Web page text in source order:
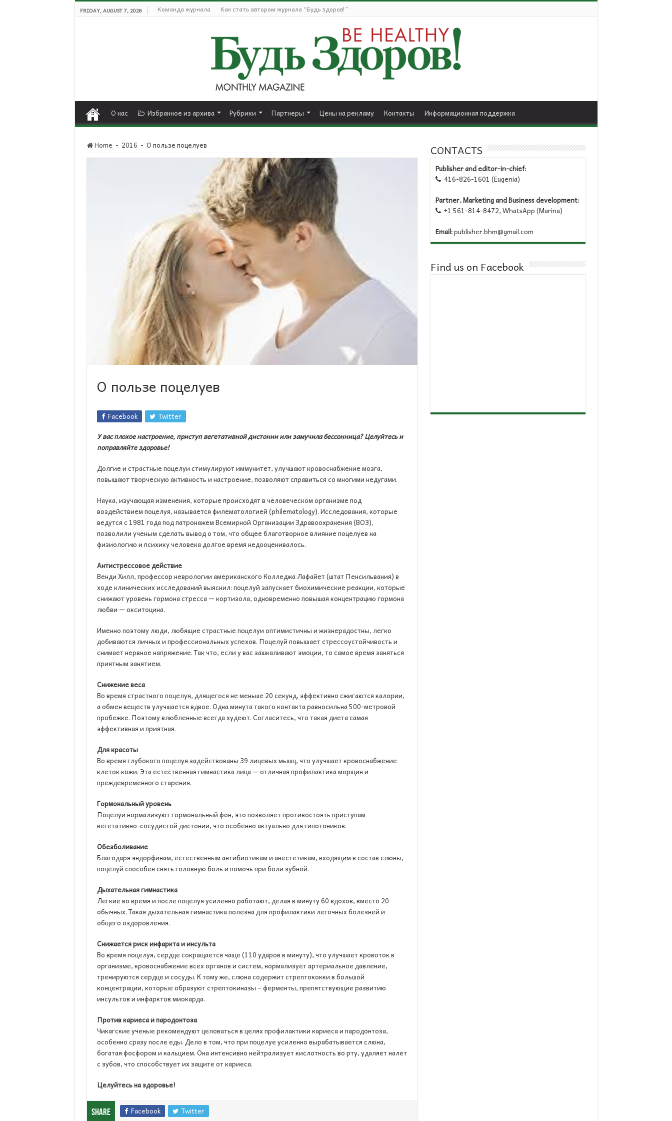
FRIDAY, AUGUST 7, 2026 Команда журнала Как стать автором журнала “Будь здоров!”
О нас Избранное из архива Рубрики Партнеры Цены на рекламу Контакты Информационная поддержка
Home - 2016 - О пользе поцелуев
О пользе поцелуев
Facebook
Twitter
У вас плохое настроение, приступ вегетативной дистонии или замучила бессонница? Целуйтесь и
поправляйте здоровье!
Долгие и страстные поцелуи стимулируют иммунитет, улучшают кровоснабжение мозга,
повышают творческую активность и настроение, позволяют справиться со многими недугами.
Наука, изучающая изменения, которые происходят в человеческом организме под
воздействием поцелуя, называется филематологией (philematology). Исследования, которые
ведутся с 1981 года под патронажем Всемирной Организации Здравоохранения (ВОЗ),
позволили ученым сделать вывод о том, что общее благотворное влияние поцелуев на
физиологию и психику человека долгое время недооценивалось.
Антистрессовое действие
Венди Хилл, профессор неврологии американского Колледжа Лафайет (штат Пенсильвания) в
ходе клинических исследований выяснил: поцелуй запускает биохимические реакции, которые
снижают уровень гормона стресса — кортизола, одновременно повышая концентрацию гормона
любви — окситоцина.
Именно поэтому люди, любящие страстные поцелуи оптимистичны и жизнерадостны, легко
добиваются личных и профессиональных успехов. Поцелуй повышает стрессоустойчивость и
снимает нервное напряжение. Так что, если у вас зашкаливают эмоции, то самое время заняться
приятным занятием.
Снижение веса
Во время страстного поцелуя, длящегося не меньше 20 секунд, эффективно сжигаются калории,
а обмен веществ улучшается вдвое. Одна минута такого контакта равносильна 500-метровой
пробежке. Поэтому влюбленные всегда худеют. Согласитесь, что такая диета самая
эффективная и приятная.
Для красоты
Во время глубокого поцелуя задействованы 39 лицевых мышц, что улучшает кровоснабжение
клеток кожи. Эта естественная гимнастика лица — отличная профилактика морщин и
преждевременного старения.
Гормональный уровень
Поцелуи нормализуют гормональный фон, это позволяет противостоять приступам
вегетативно-сосудистой дистонии, что особенно актуально для гипотоников.
Обезболивание
Благодаря эндорфинам, естественным антибиотикам и анестетикам, входящим в состав слюны,
поцелуй способен снять головную боль и помочь при боли зубной.
Дыхательная гимнастика
Легкие во время и после поцелуя усиленно работают, делая в минуту 60 вдохов, вместо 20
обычных. Такая дыхательная гимнастика полезна для профилактики легочных болезней и
общего оздоровления.
Снижается риск инфаркта и инсульта
Во время поцелуя, сердце сокращается чаще (110 ударов в минуту), что улучшает кровоток в
организме, кровоснабжение всех органов и систем, нормализует артериальное давление,
тренируются сердце и сосуды. К тому же, слюна содержит стрептококки в большой
концентрации, которые образуют стрептокиназы – ферменты, препятствующие развитию
инсультов и инфарктов миокарда.
Против кариеса и пародонтоза
Чикагские ученые рекомендуют целоваться в целях профилактики кариеса и пародонтоза,
особенно сразу после еды. Дело в том, что при поцелуе усиленно вырабатывается слюна,
богатая фосфором и кальцием. Она интенсивно нейтрализует кислотность во рту, удаляет налет
с зубов, что способствует их защите от кариеса.
Целуйтесь на здоровье!
Share Facebook Twitter
CONTACTS
Publisher and editor-in-chief:
416-826-1601 (Eugenia)
Partner, Marketing and Business development:
+1 561-814-8472, WhatsApp (Marina)
Email:publisher.bhm@gmail.com
Find us on Facebook